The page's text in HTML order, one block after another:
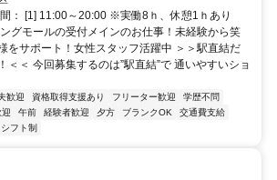
： [1] 11:00～20:00 ※実働8ｈ、休憩1ｈあり
グモールの受付メインのお仕事！未経験から笑
をサポート！女性スタッフ活躍中 ＞＞駅直結だ
＜＜ 今回募集するのは”駅直結”で 通いやすいショ
歓迎 資格取得支援あり フリーター歓迎
学歴不問
午前 経験者歓迎 夕方 ブランクOK
交通費支給
シフト制